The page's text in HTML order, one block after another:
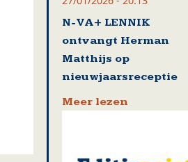
N-VA+ LENNIK
ontvangt Herman
Matthijs op
nieuwjaarsreceptie
Meer lezen